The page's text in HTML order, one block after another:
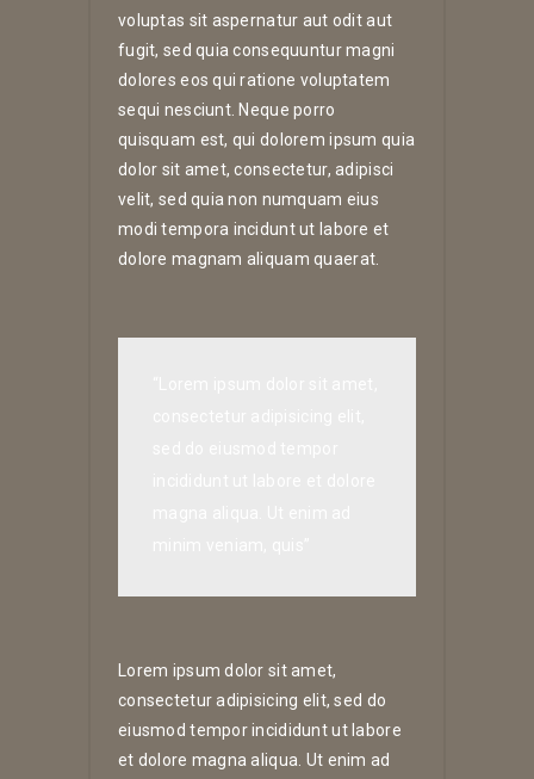
voluptas sit aspernatur aut odit aut
fugit, sed quia consequuntur magni
dolores eos qui ratione voluptatem
sequi nesciunt. Neque porro
quisquam est, qui dolorem ipsum quia
dolor sit amet, consectetur, adipisci
velit, sed quia non numquam eius
modi tempora incidunt ut labore et
dolore magnam aliquam quaerat.
Lorem ipsum dolor sit amet,
consectetur adipisicing elit, sed do
eiusmod tempor incididunt ut labore
et dolore magna aliqua. Ut enim ad